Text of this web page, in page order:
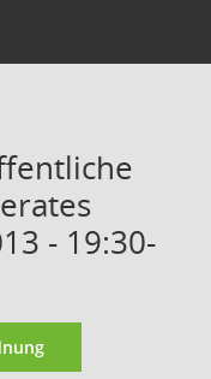
- 19:30-